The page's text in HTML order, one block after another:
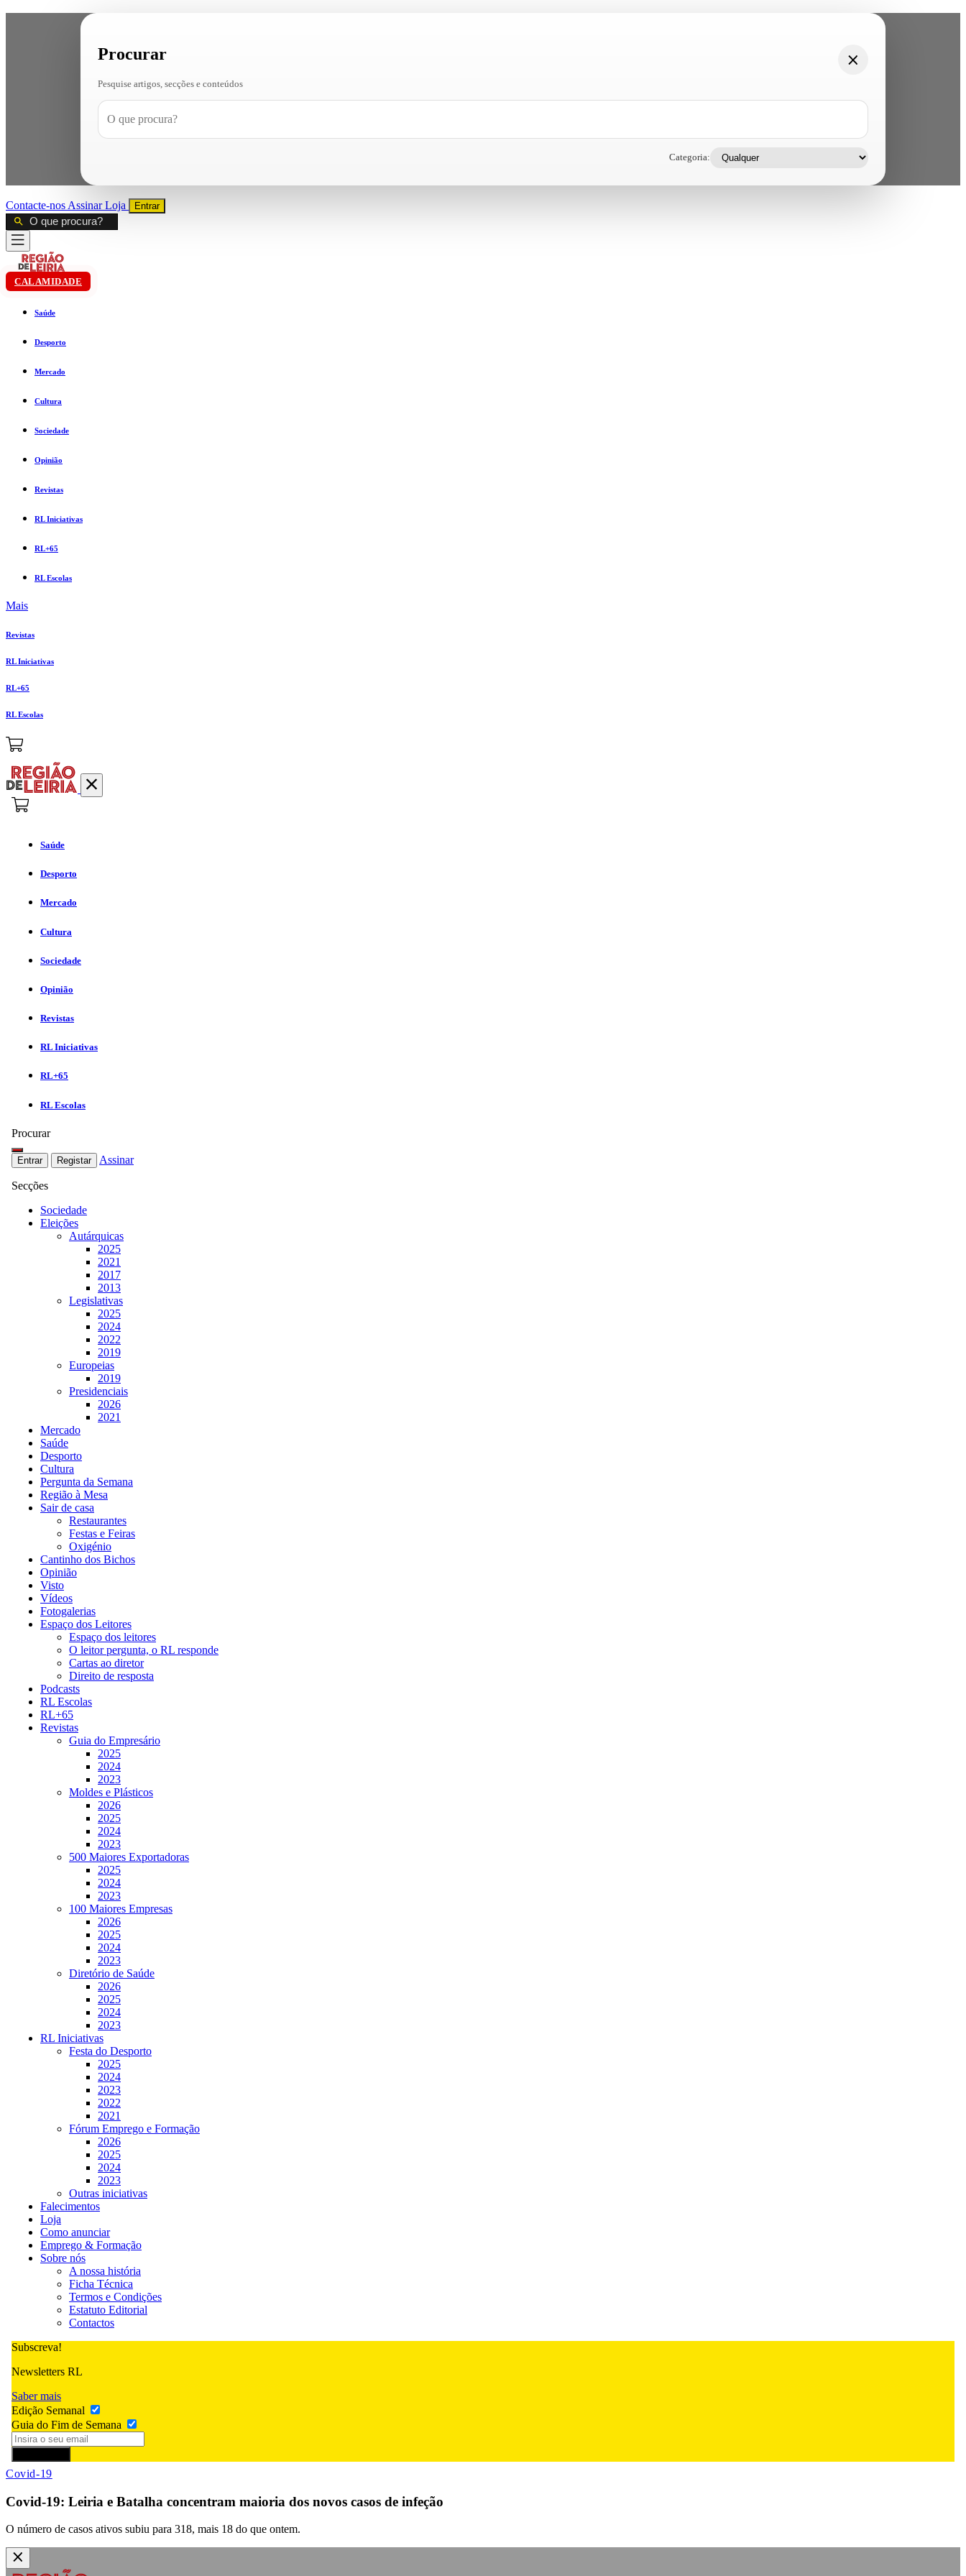
Procurar
Pesquise artigos, secções e conteúdos
Categoria:
Contacte-nos AssinarLoja Entrar
CALAMIDADE
Saúde
Desporto
Mercado
Cultura
Sociedade
Opinião
Revistas
RL Iniciativas
RL+65
RL Escolas
Mais
Revistas
RL Iniciativas
RL+65
RL Escolas
Saúde
Desporto
Mercado
Cultura
Sociedade
Opinião
Revistas
RL Iniciativas
RL+65
RL Escolas
Procurar
Entrar Registar Assinar
Secções
Sociedade
Eleições
Autárquicas
2025
2021
2017
2013
Legislativas
2025
2024
2022
2019
Europeias
2019
Presidenciais
2026
2021
Mercado
Saúde
Desporto
Cultura
Pergunta da Semana
Região à Mesa
Sair de casa
Restaurantes
Festas e Feiras
Oxigénio
Cantinho dos Bichos
Opinião
Visto
Vídeos
Fotogalerias
Espaço dos Leitores
Espaço dos leitores
O leitor pergunta, o RL responde
Cartas ao diretor
Direito de resposta
Podcasts
RL Escolas
RL+65
Revistas
Guia do Empresário
2025
2024
2023
Moldes e Plásticos
2026
2025
2024
2023
500 Maiores Exportadoras
2025
2024
2023
100 Maiores Empresas
2026
2025
2024
2023
Diretório de Saúde
2026
2025
2024
2023
RL Iniciativas
Festa do Desporto
2025
2024
2023
2022
2021
Fórum Emprego e Formação
2026
2025
2024
2023
Outras iniciativas
Falecimentos
Loja
Como anunciar
Emprego & Formação
Sobre nós
A nossa história
Ficha Técnica
Termos e Condições
Estatuto Editorial
Contactos
Subscreva!
Newsletters RL
Saber mais
Edição Semanal
Guia do Fim de Semana
Covid-19
Covid-19: Leiria e Batalha concentram maioria dos novos casos de infeção
O número de casos ativos subiu para 318, mais 18 do que ontem.